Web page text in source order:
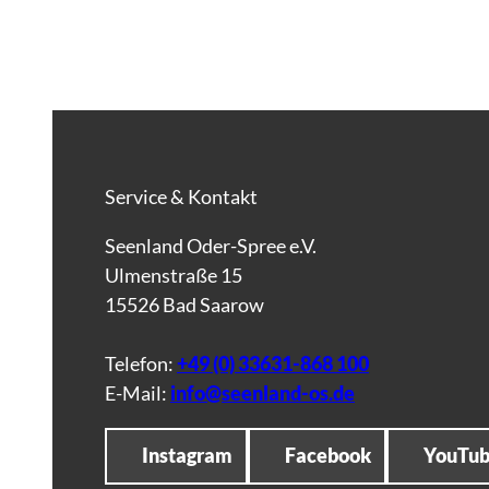
Service & Kontakt
Seenland Oder-Spree e.V.
Ulmenstraße 15
15526 Bad Saarow
Telefon:+49 (0) 33631-868 100
E-Mail: info@seenland-os.de
Instagram Facebook